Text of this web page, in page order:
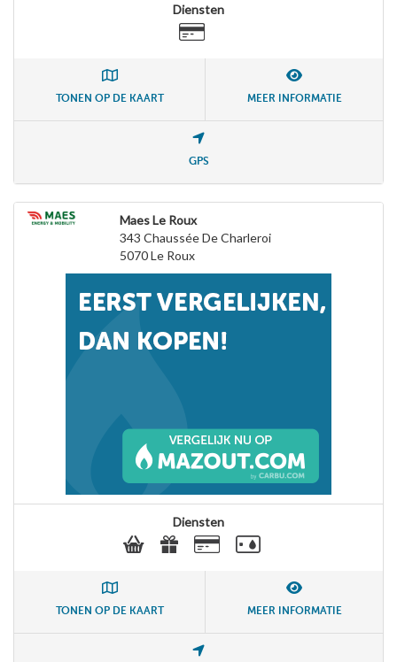
Diensten
TONEN OP DE KAART MEER INFORMATIE
GPS
Maes Le Roux
343 Chaussée De Charleroi
5070Le Roux
Diensten
TONEN OP DE KAART MEER INFORMATIE